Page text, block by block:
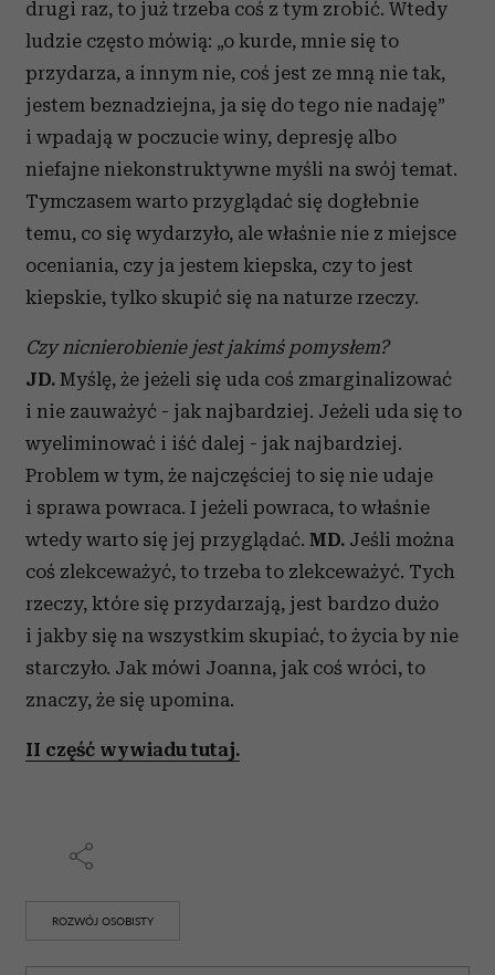
drugi raz, to już trzeba coś z tym zrobić. Wtedy
ludzie często mówią: „o kurde, mnie się to
przydarza, a innym nie, coś jest ze mną nie tak,
jestem beznadziejna, ja się do tego nie nadaję”
i wpadają w poczucie winy, depresję albo
niefajne niekonstruktywne myśli na swój temat.
Tymczasem warto przyglądać się dogłebnie
temu, co się wydarzyło, ale właśnie nie z miejsce
oceniania, czy ja jestem kiepska, czy to jest
kiepskie, tylko skupić się na naturze rzeczy.
Czy nicnierobienie jest jakimś pomysłem?
JD. Myślę, że jeżeli się uda coś zmarginalizować
i nie zauważyć - jak najbardziej. Jeżeli uda się to
wyeliminować i iść dalej - jak najbardziej.
Problem w tym, że najczęściej to się nie udaje
i sprawa powraca. I jeżeli powraca, to właśnie
wtedy warto się jej przyglądać. MD. Jeśli można
coś zlekceważyć, to trzeba to zlekceważyć. Tych
rzeczy, które się przydarzają, jest bardzo dużo
i jakby się na wszystkim skupiać, to życia by nie
starczyło. Jak mówi Joanna, jak coś wróci, to
znaczy, że się upomina.
II część wywiadu tutaj.
ROZWÓJ OSOBISTY